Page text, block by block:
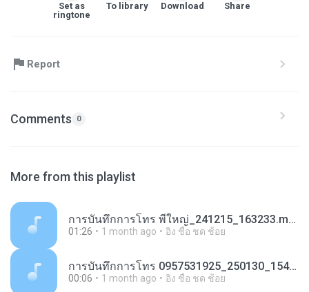
Set as
ringtone
To library Download Share
Report
Comments 0
More from this playlist
การ​บันทึก​การ​โทร พี่ใหญ่_241215_163233.m4a
01:26 1 month ago อิง ชื่อ ชด ช้อย
การ​บันทึก​การ​โทร 0957531925_250130_154900.m4a
00:06 1 month ago อิง ชื่อ ชด ช้อย